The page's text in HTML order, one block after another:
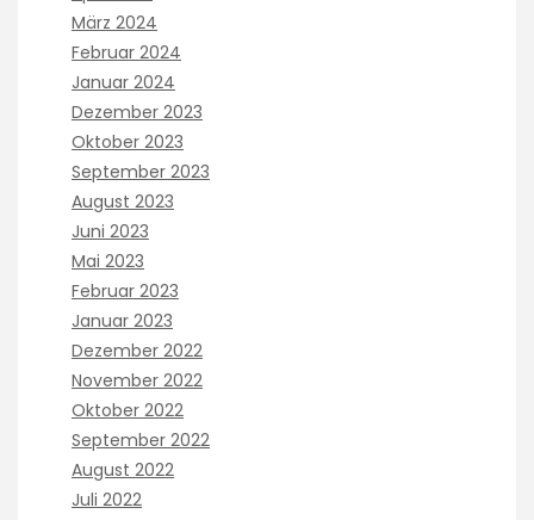
März 2024
Februar 2024
Januar 2024
Dezember 2023
Oktober 2023
September 2023
August 2023
Juni 2023
Mai 2023
Februar 2023
Januar 2023
Dezember 2022
November 2022
Oktober 2022
September 2022
August 2022
Juli 2022